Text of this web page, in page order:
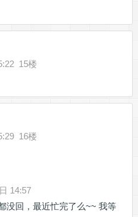
15楼
16楼
14:57
没回，最近忙完了么~~ 我等